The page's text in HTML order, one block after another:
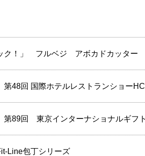
ク！」 フルベジ アボカドカッター
第48回 国際ホテルレストランショー
Line包丁シリーズ